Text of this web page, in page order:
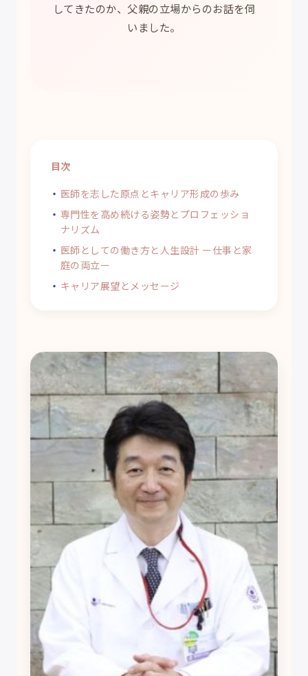
してきたのか、父親の立場からのお話を伺
いました。
目次
医師を志した原点とキャリア形成の歩み
専門性を高め続ける姿勢とプロフェッショ
ナリズム
医師としての働き方と人生設計 ー仕事と家
庭の両立ー
キャリア展望とメッセージ